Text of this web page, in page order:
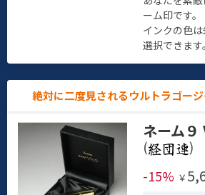
ーム印です。
インクの色
選択できます。
絶対に二度見されるウルトラゴージ
ネーム９
(
)
-15% ￥